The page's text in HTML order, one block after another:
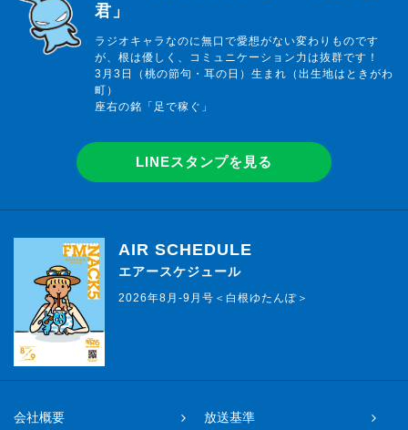
君」
ラジオキャラなのに無口で愛想がない変わりものです
が、根は優しく、コミュニケーション力は抜群です！
3月3日（桃の節句・耳の日）生まれ（出生地はときがわ
町）
座右の銘「足で稼ぐ」
LINEスタンプを見る
AIR SCHEDULE
エアースケジュール
2026年8月-9月号＜白根ゆたんぽ＞
会社概要 放送基準